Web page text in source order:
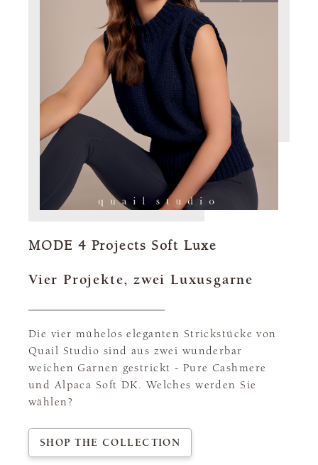
MODE 4 Projects Soft Luxe
Vier Projekte, zwei Luxusgarne
Die vier mühelos eleganten Strickstücke von
Quail Studio sind aus zwei wunderbar
weichen Garnen gestrickt - Pure Cashmere
und Alpaca Soft DK. Welches werden Sie
wählen?
SHOP THE COLLECTION